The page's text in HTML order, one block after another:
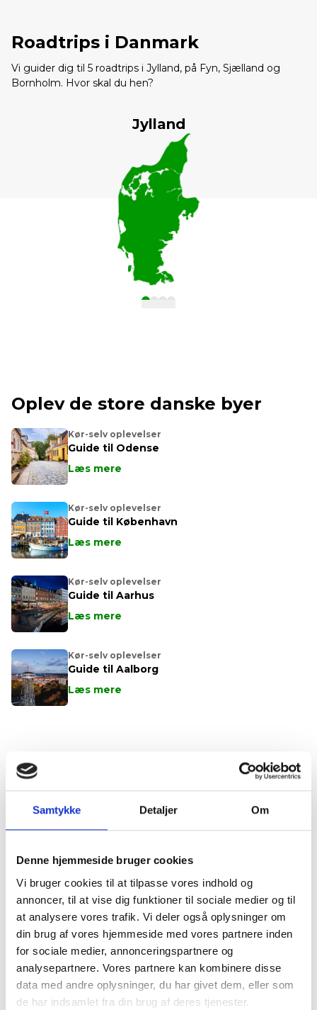
Samtykke Detaljer Om
Denne hjemmeside bruger cookies
Vi bruger cookies til at tilpasse vores indhold og
annoncer, til at vise dig funktioner til sociale medier og til
at analysere vores trafik. Vi deler også oplysninger om
din brug af vores hjemmeside med vores partnere inden
for sociale medier, annonceringspartnere og
analysepartnere. Vores partnere kan kombinere disse
data med andre oplysninger, du har givet dem, eller som
de har indsamlet fra din brug af deres tjenester.
Roadtrips i Danmark
Vi guider dig til 5 roadtrips i Jylland, på Fyn, Sjælland og
Bornholm. Hvor skal du hen?
Jylland
Oplev de store danske byer
Kør-selv oplevelser
Guide til Odense
Læs mere
Kør-selv oplevelser
Guide til København
Læs mere
Kør-selv oplevelser
Guide til Aarhus
Læs mere
Kør-selv oplevelser
Guide til Aalborg
Læs mere
Oplev Sydsverige &
Nordtyskland
Lej en bil og udforsk vores nabolande
Kør-selv oplevelser
Læs mere
Kør-selv oplevelser
5 oplevelser i Nordtyskland
Læs mere